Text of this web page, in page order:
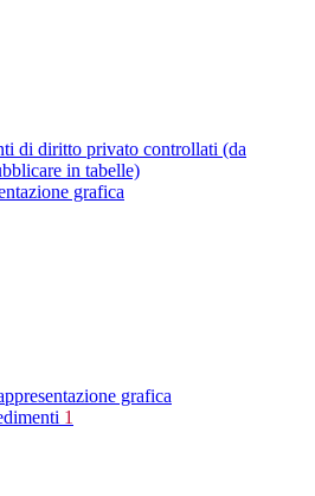
di diritto privato controllati (da
in tabelle)
grafica
grafica
1